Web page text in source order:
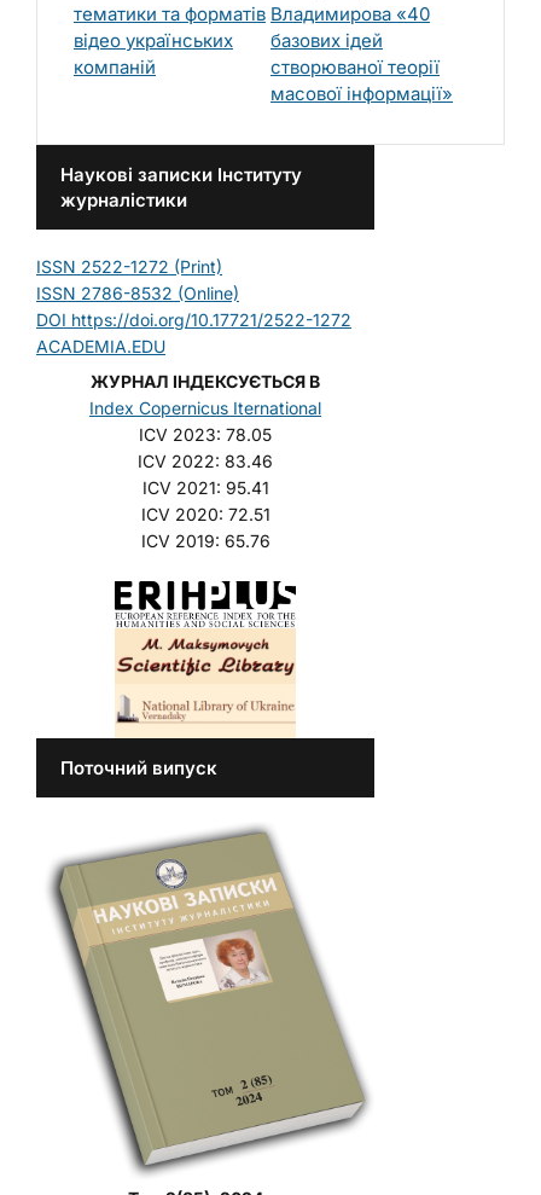
тематики та форматів
відео українських
компаній
Владимирова «40
базових ідей
створюваної теорії
масової інформації»
Наукові записки Інституту
журналістики
ISSN 2522-1272 (Print)
ISSN 2786-8532 (Online)
DOI https://doi.org/10.17721/2522-1272
ACADEMIA.EDU
ЖУРНАЛ ІНДЕКСУЄТЬСЯ В
Index Copernicus Iternational
ICV 2023: 78.05
ICV 2022: 83.46
ICV 2021: 95.41
ICV 2020: 72.51
ICV 2019: 65.76
Поточний випуск